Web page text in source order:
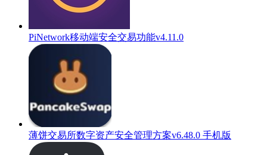
PiNetwork移动端安全交易功能v4.11.0
薄饼交易所数字资产安全管理方案v6.48.0 手机版